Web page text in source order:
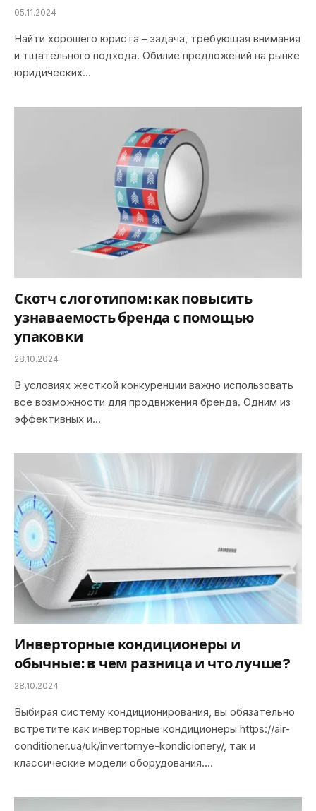
05.11.2024
Найти хорошего юриста – задача, требующая внимания
и тщательного подхода. Обилие предложений на рынке
юридических…
Скотч с логотипом: как повысить
узнаваемость бренда с помощью
упаковки
28.10.2024
В условиях жесткой конкуренции важно использовать
все возможности для продвижения бренда. Одним из
эффективных и…
Инверторные кондиционеры и
обычные: в чем разница и что лучше?
28.10.2024
Выбирая систему кондиционирования, вы обязательно
встретите как инверторные кондиционеры https://air-
conditioner.ua/uk/invertornye-kondicionery/, так и
классические модели оборудования.…